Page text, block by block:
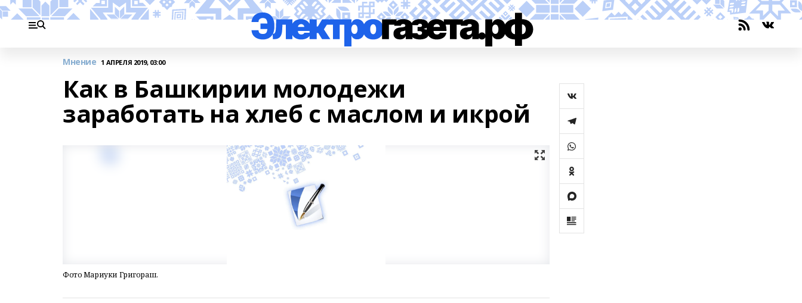
Мнение 1 АПРЕЛЯ 2019, 03:00
Как в Башкирии молодежи
заработать на хлеб с маслом и икрой
Фото Мариуки Григораш.